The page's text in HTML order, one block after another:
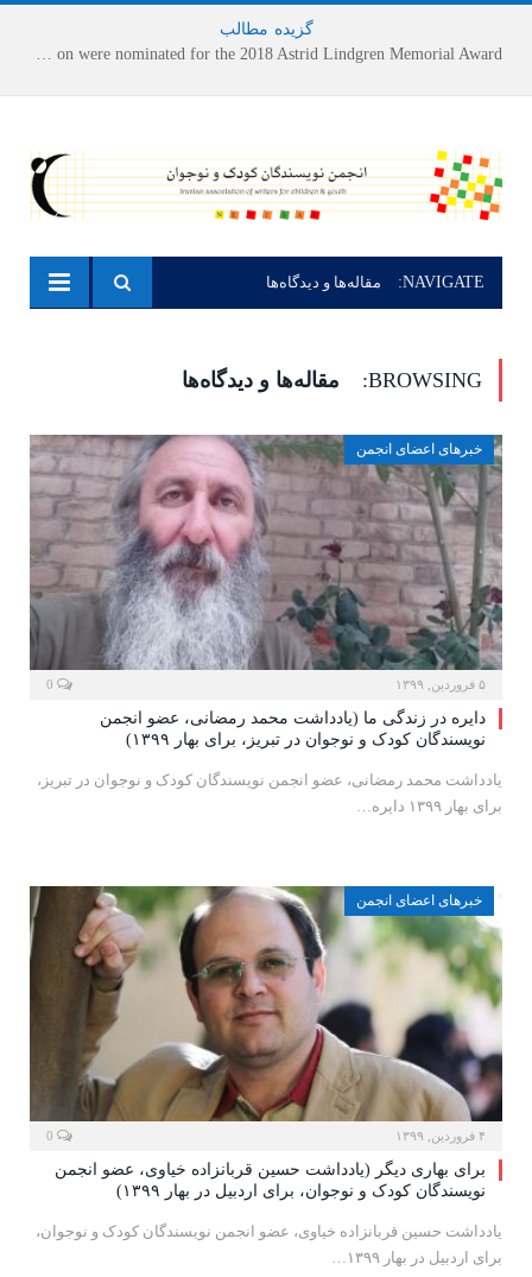
گزیده مطالب
NAVIGATE: مقاله‌ها و دیدگاه‌ها
BROWSING: مقاله‌ها و دیدگاه‌ها
خبرهای اعضای انجمن
۵ فروردین, ۱۳۹۹
دایره در زندگی ما (یادداشت محمد رمضانی، عضو انجمن
نویسندگان کودک و نوجوان در تبریز، برای بهار ۱۳۹۹)
یادداشت محمد رمضانی، عضو انجمن نویسندگان کودک و نوجوان در تبریز،
برای بهار ۱۳۹۹ دایره…
خبرهای اعضای انجمن
۴ فروردین, ۱۳۹۹
برای بهاری دیگر (یادداشت حسین قربانزاده خیاوی، عضو انجمن
نویسندگان کودک و نوجوان، برای اردبیل در بهار ۱۳۹۹)
یادداشت حسین قربانزاده خیاوی، عضو انجمن نویسندگان کودک و نوجوان،
برای اردبیل در بهار ۱۳۹۹…